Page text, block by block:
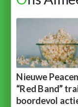
Nieuwe
“Red Band”
boordevol